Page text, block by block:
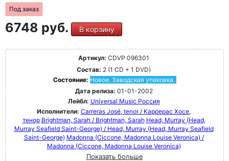
Под заказ
6748 руб. В корзину
Артикул: CDVP 096301
Состав: 2 (1 CD + 1 DVD)
Состояние: Новое. Заводская упаковка.
Дата релиза: 01-01-2002
Лейбл: Universal Music Россия
Исполнители: Carreras José, tenor / Каррерас Хосе,
тенор Brightman, Sarah / Brightman, Sarah Head, Murray (Head,
Murray Seafield Saint-George) / Head, Murray (Head, Murray Seafield
Saint-George) Madonna (Ciccone, Madonna Louise Veronica) /
Madonna (Ciccone, Madonna Louise Veronica)
Показать больше